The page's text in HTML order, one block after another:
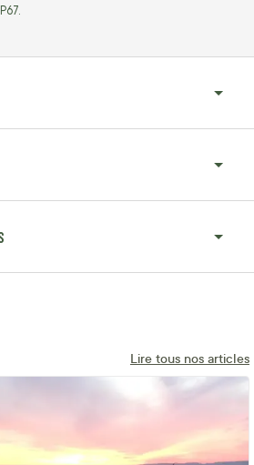
Lire tous nos articles